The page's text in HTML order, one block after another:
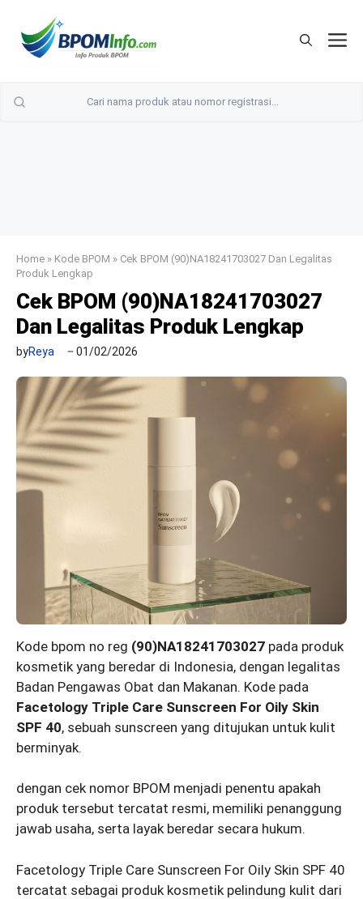
Home » Kode BPOM » Cek BPOM (90)NA18241703027 Dan Legalitas
Produk Lengkap
Cek BPOM (90)NA18241703027
Dan Legalitas Produk Lengkap
byReya 01/02/2026
Kode bpom no reg (90)NA18241703027 pada produk
kosmetik yang beredar di Indonesia, dengan legalitas
Badan Pengawas Obat dan Makanan. Kode pada
Facetology Triple Care Sunscreen For Oily Skin
SPF 40, sebuah sunscreen yang ditujukan untuk kulit
berminyak.
dengan cek nomor BPOM menjadi penentu apakah
produk tersebut tercatat resmi, memiliki penanggung
jawab usaha, serta layak beredar secara hukum.
Facetology Triple Care Sunscreen For Oily Skin SPF 40
tercatat sebagai produk kosmetik pelindung kulit dari